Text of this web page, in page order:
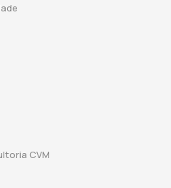
CVM